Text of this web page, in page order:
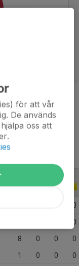
0
0
8 0 0 0
1 0 0 0
för att vår
De används
oss att